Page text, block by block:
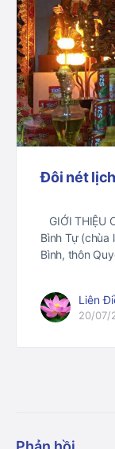
Đôi nét
GIỚI THIỆU
Bình Tự (chùa
Bình, thôn
Liên
20/07/